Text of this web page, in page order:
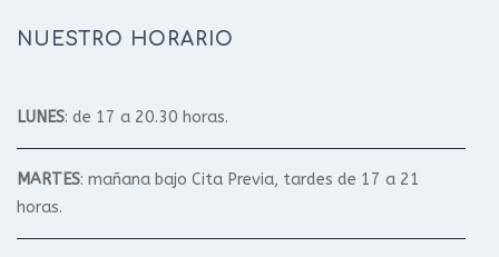
NUESTRO HORARIO
LUNES: de 17 a 20.30 horas.
MARTES: mañana bajo Cita Previa, tardes de 17 a 21
horas.